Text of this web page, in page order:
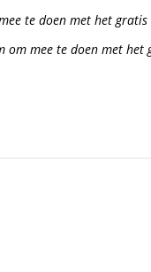
te doen met het
om mee te doen met het